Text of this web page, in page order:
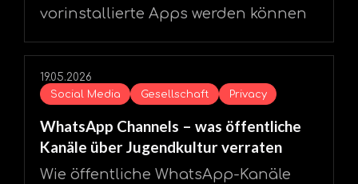
vorinstallierte Apps werden können
19.05.2026
Social Media
Gesellschaft Privacy
WhatsApp Channels – was öffentliche
Kanäle über Jugendkultur verraten
Wie öffentliche WhatsApp-Kanäle